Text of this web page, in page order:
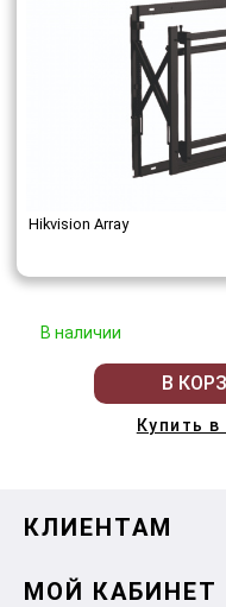
Hikvision Array
В наличии
В
Купить
КЛИЕНТАМ
МОЙ КАБИНЕТ